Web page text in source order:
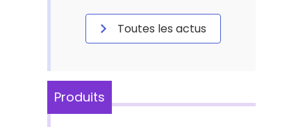
Toutes les actus
Produits